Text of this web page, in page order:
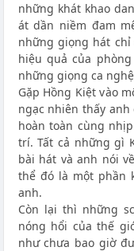
những khát khao
át dần niềm đam
những giọng hát
hiệu quả của
những giọng ca
Gặp Hồng Kiệt vào
ngạc nhiên thấy
hoàn toàn cùng
trí. Tất cả những gì
bài hát và anh nói
thể đó là một phần
anh.
Còn lại thì những
nóng hổi của thế
như chưa bao giờ